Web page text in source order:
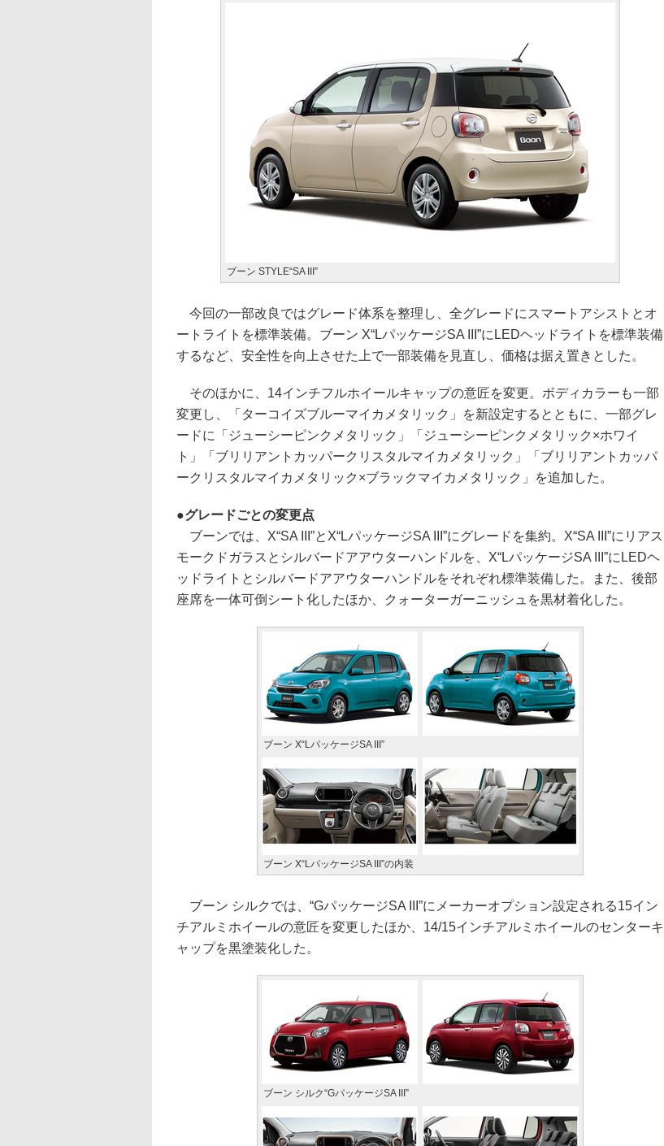
ブーン STYLE“SA III”
今回の一部改良ではグレード体系を整理し、全グレードにスマートアシストとオ
ートライトを標準装備。ブーン X“LパッケージSA III”にLEDヘッドライトを標準装備
するなど、安全性を向上させた上で一部装備を見直し、価格は据え置きとした。
そのほかに、14インチフルホイールキャップの意匠を変更。ボディカラーも一部
変更し、「ターコイズブルーマイカメタリック」を新設定するとともに、一部グレ
ードに「ジューシーピンクメタリック」「ジューシーピンクメタリック×ホワイ
ト」「ブリリアントカッパークリスタルマイカメタリック」「ブリリアントカッパ
ークリスタルマイカメタリック×ブラックマイカメタリック」を追加した。
グレードごとの変更点
ブーンでは、X“SA III”とX“LパッケージSA III”にグレードを集約。X“SA III”にリアス
モークドガラスとシルバードアアウターハンドルを、X“LパッケージSA III”にLEDヘ
ッドライトとシルバードアアウターハンドルをそれぞれ標準装備した。また、後部
座席を一体可倒シート化したほか、クォーターガーニッシュを黒材着化した。
ブーン X“LパッケージSA III”
ブーン X“LパッケージSA III”の内装
ブーン シルクでは、“GパッケージSA III”にメーカーオプション設定される15イン
チアルミホイールの意匠を変更したほか、14/15インチアルミホイールのセンターキ
ャップを黒塗装化した。
ブーン シルク“GパッケージSA III”